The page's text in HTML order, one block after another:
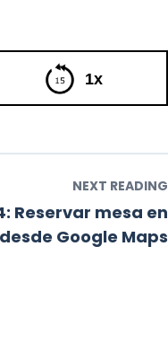
1x
NEXT READING
Reservar mesa en
Google Maps